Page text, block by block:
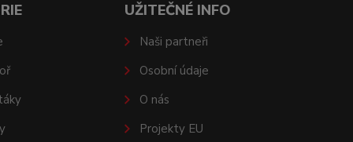
UŽITEČNÉ INFO
Naši partneři
Osobní údaje
O nás
Projekty EU